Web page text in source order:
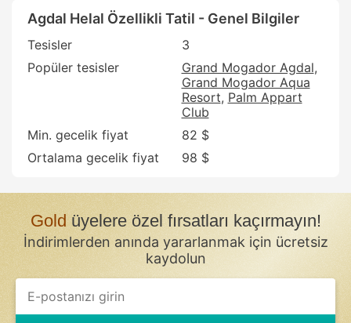
Agdal Helal Özellikli Tatil - Genel Bilgiler
Tesisler
3
Popüler tesisler
Grand Mogador Agdal
Grand Mogador Aqua
Resort Palm Appart
Club
Min. gecelik fiyat
82 $
Ortalama gecelik fiyat
98 $
Goldüyelere özel fırsatları kaçırmayın!
İndirimlerden anında yararlanmak için ücretsiz
kaydolun
If
you